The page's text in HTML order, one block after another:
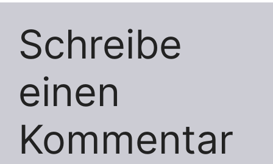
Schreibe
einen
Kommentar